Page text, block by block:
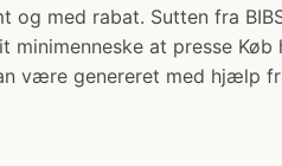
og med rabat. Sutten fra
at presse Køb
være genereret med hjælp